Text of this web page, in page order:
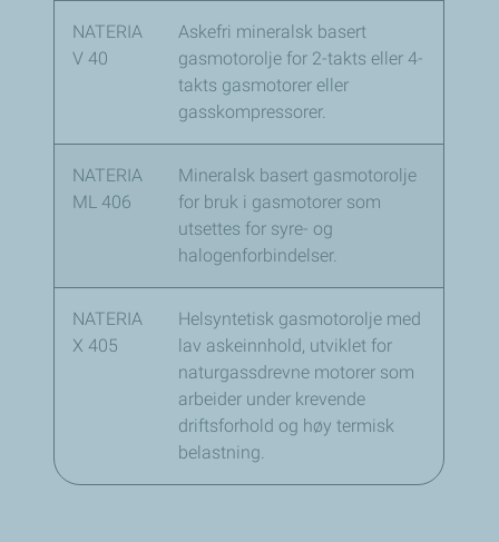
NATERIA
V 40
Askefri mineralsk basert
gasmotorolje for 2-takts eller 4-
takts gasmotorer eller
gasskompressorer.
NATERIA
ML 406
Mineralsk basert gasmotorolje
for bruk i gasmotorer som
utsettes for syre- og
halogenforbindelser.
NATERIA
X 405
Helsyntetisk gasmotorolje med
lav askeinnhold, utviklet for
naturgassdrevne motorer som
arbeider under krevende
driftsforhold og høy termisk
belastning.